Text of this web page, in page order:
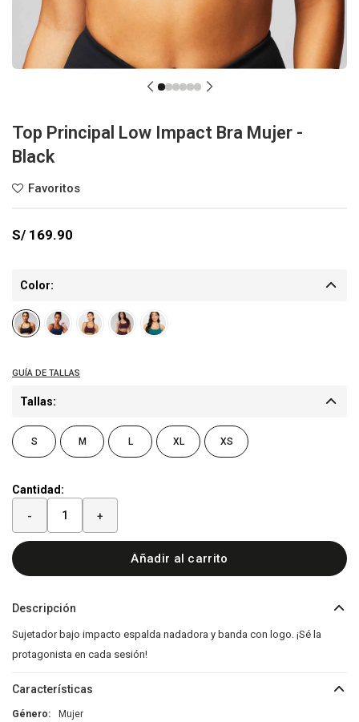
Top Principal Low Impact Bra Mujer -
Black
S/ 169.90
Color:
Tallas:
S M L XL XS
Cantidad:
- +
Añadir al carrito
Descripción
Sujetador bajo impacto espalda nadadora y banda con logo. ¡Sé la
protagonista en cada sesión!
Características
Género
Mujer